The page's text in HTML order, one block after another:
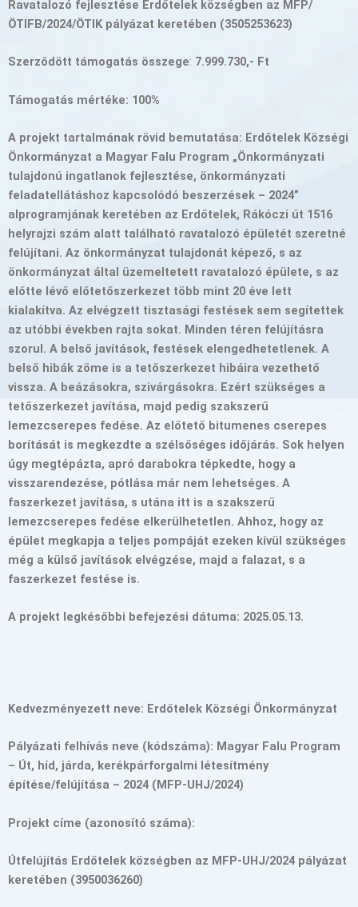
Ravatalozó fejlesztése Erdőtelek községben az MFP/
ÖTIFB/2024/ÖTIK pályázat keretében (3505253623)
Szerződött támogatás összege: 7.999.730,- Ft
Támogatás mértéke: 100%
A projekt tartalmának rövid bemutatása: Erdőtelek Községi
Önkormányzat a Magyar Falu Program „Önkormányzati
tulajdonú ingatlanok fejlesztése, önkormányzati
feladatellátáshoz kapcsolódó beszerzések – 2024”
alprogramjának keretében az Erdőtelek, Rákóczi út 1516
helyrajzi szám alatt található ravatalozó épületét szeretné
felújítani. Az önkormányzat tulajdonát képező, s az
önkormányzat által üzemeltetett ravatalozó épülete, s az
előtte lévő előtetőszerkezet több mint 20 éve lett
kialakítva. Az elvégzett tisztasági festések sem segítettek
az utóbbi években rajta sokat. Minden téren felújításra
szorul. A belső javítások, festések elengedhetetlenek. A
belső hibák zöme is a tetőszerkezet hibáira vezethető
vissza. A beázásokra, szivárgásokra. Ezért szükséges a
tetőszerkezet javítása, majd pedig szakszerű
lemezcserepes fedése. Az előtető bitumenes cserepes
borítását is megkezdte a szélsőséges időjárás. Sok helyen
úgy megtépázta, apró darabokra tépkedte, hogy a
visszarendezése, pótlása már nem lehetséges. A
faszerkezet javítása, s utána itt is a szakszerű
lemezcserepes fedése elkerülhetetlen. Ahhoz, hogy az
épület megkapja a teljes pompáját ezeken kívül szükséges
még a külső javítások elvégzése, majd a falazat, s a
faszerkezet festése is.
A projekt legkésőbbi befejezési dátuma: 2025.05.13.
Kedvezményezett neve: Erdőtelek Községi Önkormányzat
Pályázati felhívás neve (kódszáma): Magyar Falu Program
– Út, híd, járda, kerékpárforgalmi létesítmény
építése/felújítása – 2024 (MFP-UHJ/2024)
Projekt címe (azonosító száma):
Útfelújítás Erdőtelek községben az MFP-UHJ/2024 pályázat
keretében (3950036260)